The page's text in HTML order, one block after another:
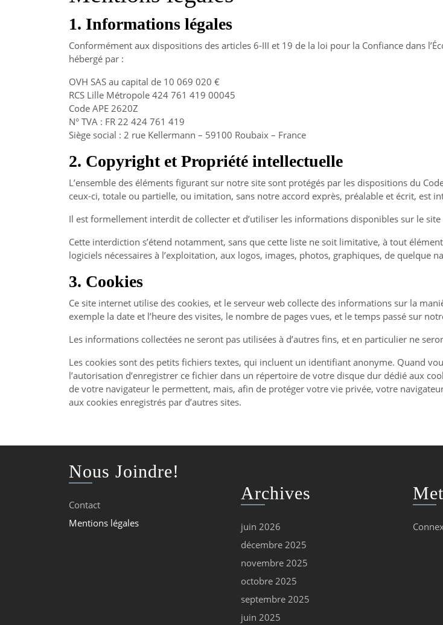
1. Informations légales
Conformément aux dispositions des articles 6-III et 19 de la loi pour la Confiance dans
hébergé par :
OVH SAS au capital de 10 069 020 €
RCS Lille Métropole 424 761 419 00045
Code APE 2620Z
N° TVA : FR 22 424 761 419
Siège social : 2 rue Kellermann – 59100 Roubaix – France
2. Copyright et Propriété intellectuelle
L’ensemble des éléments figurant sur notre site sont protégés par les dispositions du
ceux-ci, totale ou partielle, ou imitation, sans notre accord exprès, préalable et écrit, est
Il est formellement interdit de collecter et d’utiliser les informations disponibles sur le
Cette interdiction s’étend notamment, sans que cette liste ne soit limitative, à tout
logiciels nécessaires à l’exploitation, aux logos, images, photos, graphiques, de quelque
3. Cookies
Ce site internet utilise des cookies, et le serveur web collecte des informations sur la
exemple la date et l’heure des visites, le nombre de pages vues, et le temps passé sur
Les informations collectées ne seront pas utilisées à d’autres fins, et en particulier ne
Les cookies sont des petits fichiers textes, qui incluent un identifiant anonyme. Quand
l’autorisation d’enregistrer ce fichier dans un répertoire de votre disque dur dédié aux
de votre navigateur le permettent, mais, afin de protéger votre vie privée, votre
aux cookies enregistrés par d’autres sites.
Nous Joindre!
Contact
Mentions légales
Archives
juin 2026
décembre 2025
novembre 2025
octobre 2025
septembre 2025
juin 2025